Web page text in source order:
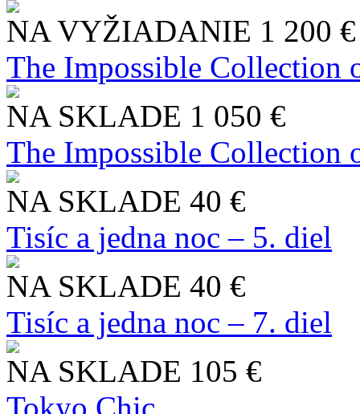
NA VYŽIADANIE 1 200 €
The Impossible Collection
NA SKLADE 1 050 €
The Impossible Collection
NA SKLADE 40 €
Tisíc a jedna noc – 5. diel
NA SKLADE 40 €
Tisíc a jedna noc – 7. diel
NA SKLADE 105 €
Tokyo Chic